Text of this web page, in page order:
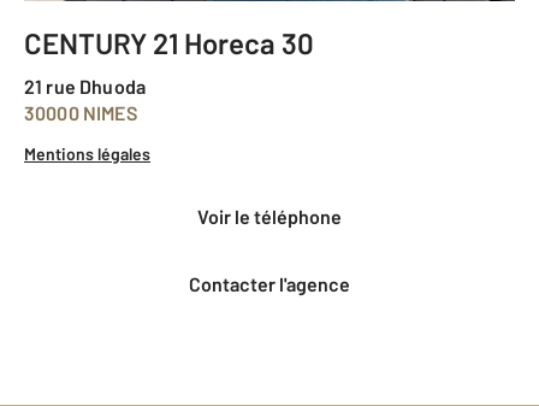
CENTURY 21 Horeca 30
21 rue Dhuoda
30000 NIMES
Mentions légales
voir le téléphone
Contacter l'agence